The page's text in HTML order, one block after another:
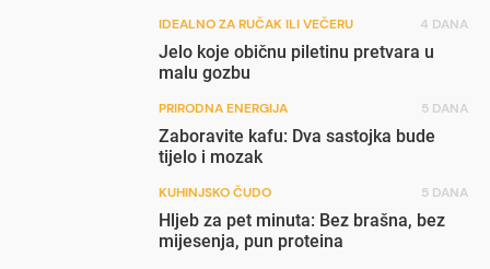
IDEALNO ZA RUČAK ILI VEČERU 4 DANA
Jelo koje običnu piletinu pretvara u
malu gozbu
PRIRODNA ENERGIJA 5 DANA
Zaboravite kafu: Dva sastojka bude
tijelo i mozak
KUHINJSKO ČUDO 5 DANA
Hljeb za pet minuta: Bez brašna, bez
mijesenja, pun proteina